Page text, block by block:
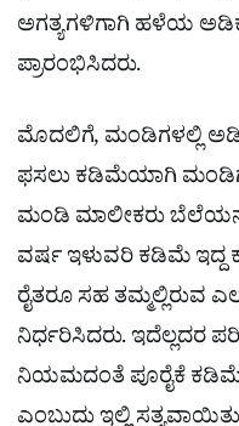
ಅಗತ್ಯಗಳಿಗಾಗಿ ಹಳೆಯ ಅಡಿಕೆ
ಪ್ರಾರಂಭಿಸಿದರು.
ಮೊದಲಿಗೆ, ಮಂಡಿಗಳಲ್ಲಿ
ಫಸಲು ಕಡಿಮೆಯಾಗಿ
ಮಂಡಿ ಮಾಲೀಕರು
ವರ್ಷ ಇಳುವರಿ ಕಡಿಮೆ ಇದ್ದ
ರೈತರೂ ಸಹ ತಮ್ಮಲ್ಲಿರುವ
ನಿರ್ಧರಿಸಿದರು. ಇದೆಲ್ಲದರ
ನಿಯಮದಂತೆ ಪೂರೈಕೆ ಕಡಿಮೆ